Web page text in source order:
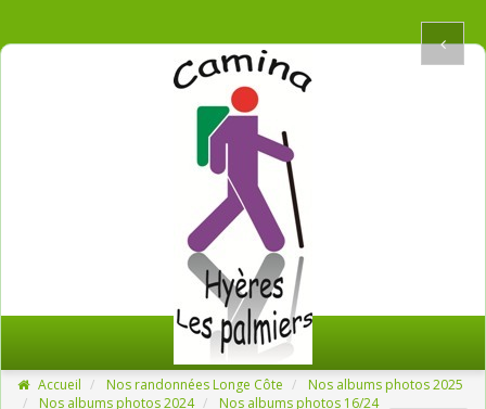
Accueil Nos randonnées Longe Côte
Nos albums photos 2025
Nos albums photos 2024
Nos albums photos 16/24